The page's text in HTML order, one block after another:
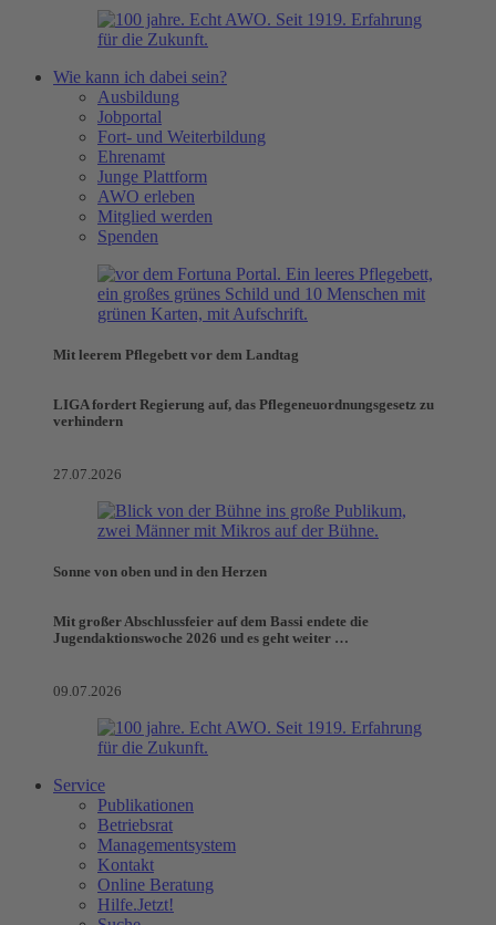
Wie kann ich dabei sein?
Ausbildung
Jobportal
Fort- und Weiterbildung
Ehrenamt
Junge Plattform
AWO erleben
Mitglied werden
Spenden
Mit leerem Pflegebett vor dem Landtag
LIGA fordert Regierung auf, das Pflegeneuordnungsgesetz zu
verhindern
27.07.2026
Sonne von oben und in den Herzen
Mit großer Abschlussfeier auf dem Bassi endete die
Jugendaktionswoche 2026 und es geht weiter …
09.07.2026
Service
Publikationen
Betriebsrat
Managementsystem
Kontakt
Online Beratung
Hilfe.Jetzt!